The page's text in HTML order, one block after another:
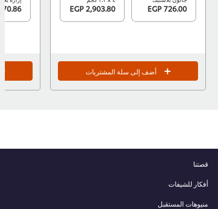
726.00 EGP
2,903.80 EGP
أضف إلى سلة المشتريات
570.86 EGP
قصتنا
أفكار للشيفات
منيوهات المستقبل